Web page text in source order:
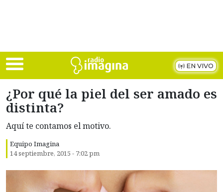
EN VIVO
¿Por qué la piel del ser amado es
distinta?
Aquí te contamos el motivo.
Equipo Imagina
14 septiembre, 2015 - 7:02 pm